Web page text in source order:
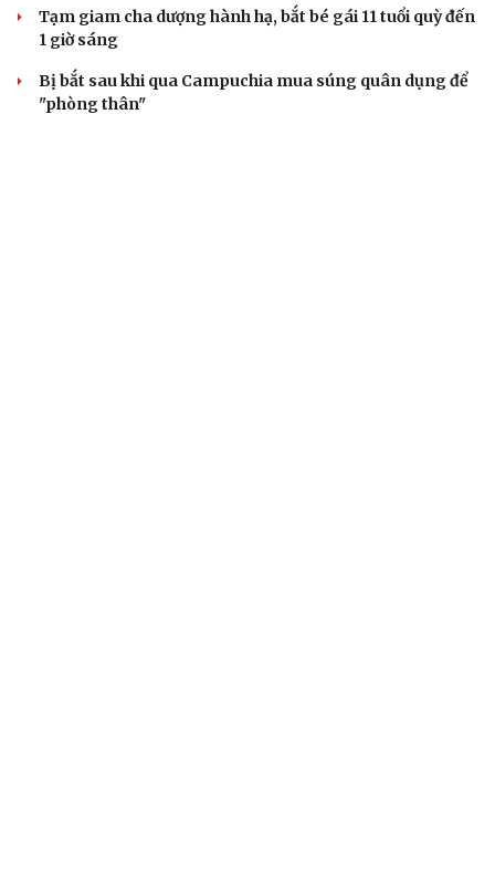
Tạm giam cha dượng hành hạ, bắt bé gái 11 tuổi quỳ đến
1 giờ sáng
Bị bắt sau khi qua Campuchia mua súng quân dụng để
"phòng thân"